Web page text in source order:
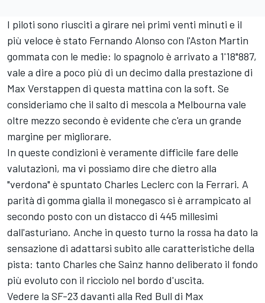
I piloti sono riusciti a girare nei primi venti minuti e il
più veloce è stato Fernando Alonso con l'Aston Martin
gommata con le medie: lo spagnolo è arrivato a 1'18"887,
vale a dire a poco più di un decimo dalla prestazione di
Max Verstappen di questa mattina con la soft. Se
consideriamo che il salto di mescola a Melbourna vale
oltre mezzo secondo è evidente che c'era un grande
margine per migliorare.
In queste condizioni è veramente difficile fare delle
valutazioni, ma vi possiamo dire che dietro alla
"verdona" è spuntato Charles Leclerc con la Ferrari. A
parità di gomma gialla il monegasco si è arrampicato al
secondo posto con un distacco di 445 millesimi
dall'asturiano. Anche in questo turno la rossa ha dato la
sensazione di adattarsi subito alle caratteristiche della
pista: tanto Charles che Sainz hanno deliberato il fondo
più evoluto con il ricciolo nel bordo d'uscita.
Vedere la SF-23 davanti alla Red Bull di Max